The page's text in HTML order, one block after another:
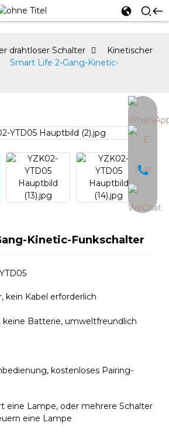
drahtloser Schalter
Kinetischer
Smart Life 2-Gang-Kinetic-
Kinetic-Funkschalter
kein Kabel erforderlich
keine Batterie, umweltfreundlich
kostenloses Pairing-
eine Lampe, oder mehrere Schalter
eine Lampe